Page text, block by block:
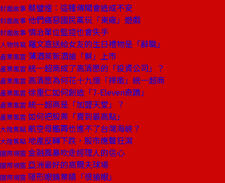
封面故事 蔡璧煌：這種傳聞會造成不安
封面故事 他們痛惡國民黨玩「東廠」遊戲
封面故事 情治單位監控也會失手
人物特寫 羅文嘉送給女友的生日禮物是「辭職」
產業風雲 薄酒萊新酒搶「鮮」上市
產業風雲 統一超商成了高清愿的「投資公司」？
產業風雲 高清愿為何花十九億「捍衛」統一超商
產業風雲 徐重仁如何創造「7-Eleven奇蹟」
產業風雲 統一超商是「加盟天堂」？
產業風雲 如何把股票「賣到最高點」
大陸焦點 航空母艦再也進不了台灣海峽？
大陸焦點 地產反轉下跌，股市應聲狂瀉
國際視窗 金融風暴吹走經理人的信心
國際視窗 亞洲最好的高爾夫球場
國際視窗 隱形眼鏡業績「很搶眼」